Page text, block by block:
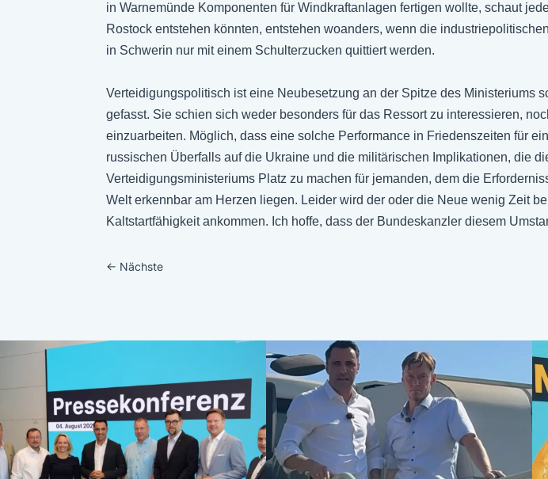
in Warnemünde Komponenten für Windkraftanlagen fertigen wollte, schaut
Rostock entstehen könnten, entstehen woanders, wenn die
in Schwerin nur mit einem Schulterzucken quittiert werden.
Verteidigungspolitisch ist eine Neubesetzung an der Spitze des Ministeriums
gefasst. Sie schien sich weder besonders für das Ressort zu interessieren,
einzuarbeiten. Möglich, dass eine solche Performance in Friedenszeiten für
russischen Überfalls auf die Ukraine und die militärischen Implikationen, die
Verteidigungsministeriums Platz zu machen für jemanden, dem die
Welt erkennbar am Herzen liegen. Leider wird der oder die Neue wenig Zeit
Kaltstartfähigkeit ankommen. Ich hoffe, dass der Bundeskanzler diesem
← Nächste